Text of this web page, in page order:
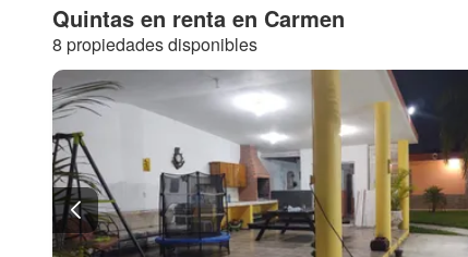
Quintas en renta en Carmen
8 propiedades disponibles